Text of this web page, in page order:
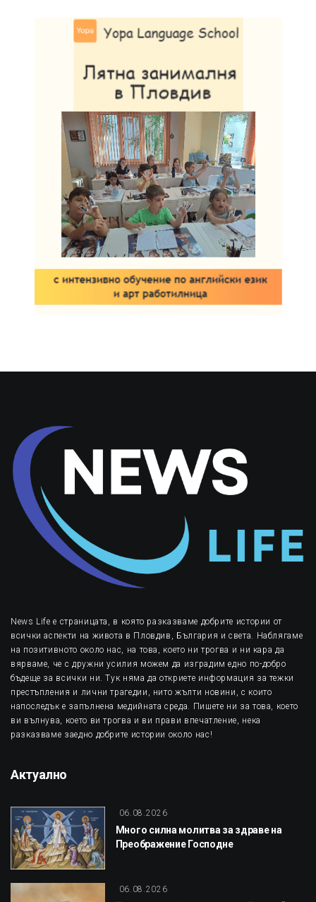
News Life е страницата, в която разказваме добрите истории от
всички аспекти на живота в Пловдив, България и света. Наблягаме
на позитивното около нас, на това, което ни трогва и ни кара да
вярваме, че с дружни усилия можем да изградим едно по-добро
бъдеще за всички ни. Тук няма да откриете информация за тежки
престъпления и лични трагедии, нито жълти новини, с които
напоследък е запълнена медийната среда. Пишете ни за това, което
ви вълнува, което ви трогва и ви прави впечатление, нека
разказваме заедно добрите истории около нас!
Актуално
06.08.2026
Много силна молитва за здраве на
Преображение Господне
06.08.2026